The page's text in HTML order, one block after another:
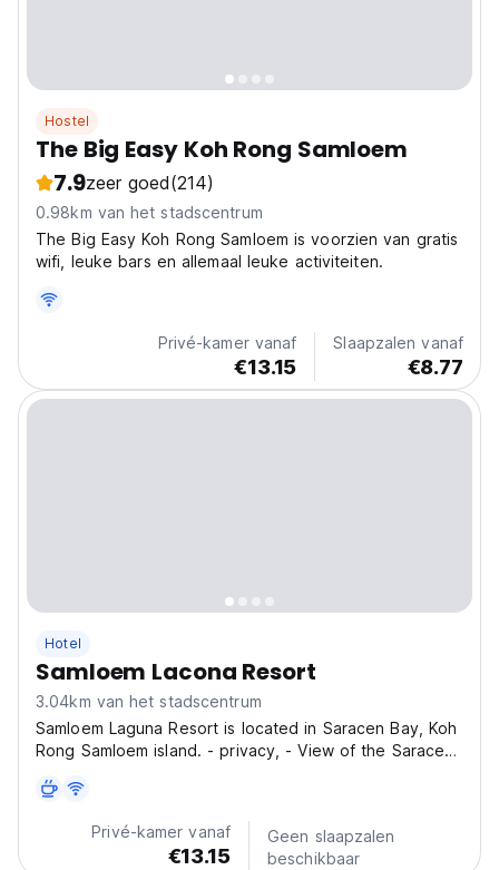
Hostel
The Big Easy Koh Rong Samloem
7.9zeer goed(214)
0.98km van het stadscentrum
The Big Easy Koh Rong Samloem is voorzien van gratis
wifi, leuke bars en allemaal leuke activiteiten.
Privé-kamer vanaf
€13.15
Slaapzalen vanaf
€8.77
Hotel
Samloem Lacona Resort
3.04km van het stadscentrum
Samloem Laguna Resort is located in Saracen Bay, Koh
Rong Samloem island. - privacy, - View of the Saracen
variety of local and western dishes. At Passenger Port
take a ferry to Koh Rong Samloem, Saracen...
Privé-kamer vanaf
€13.15
Geen slaapzalen
beschikbaar